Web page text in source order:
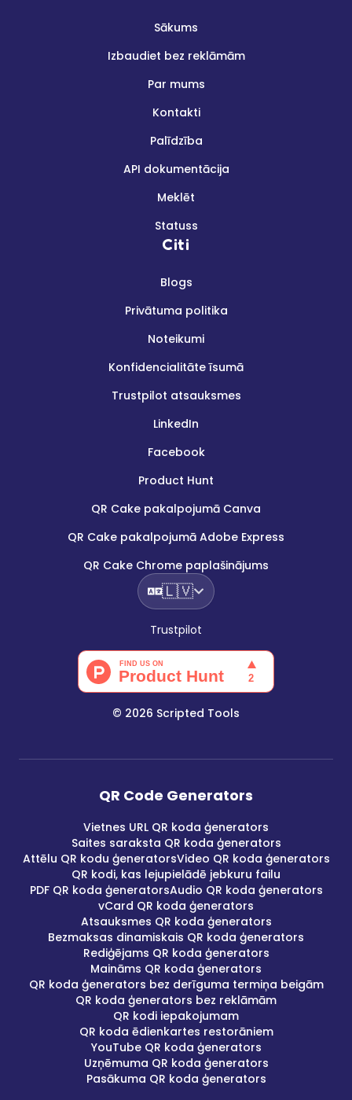
Sākums
Izbaudiet bez reklāmām
Par mums
Kontakti
Palīdzība
API dokumentācija
Meklēt
Statuss
Citi
Blogs
Privātuma politika
Noteikumi
Konfidencialitāte īsumā
Trustpilot atsauksmes
LinkedIn
Facebook
Product Hunt
QR Cake pakalpojumā Canva
QR Cake pakalpojumā Adobe Express
QR Cake Chrome paplašinājums
🇱🇻
Trustpilot
© 2026 Scripted Tools
QR Code Generators
Vietnes URL QR koda ģenerators
Saites saraksta QR koda ģenerators
Attēlu QR kodu ģeneratorsVideo QR koda ģenerators
QR kodi, kas lejupielādē jebkuru failu
PDF QR koda ģeneratorsAudio QR koda ģenerators
vCard QR koda ģenerators
Atsauksmes QR koda ģenerators
Bezmaksas dinamiskais QR koda ģenerators
Rediģējams QR koda ģenerators
Maināms QR koda ģenerators
QR koda ģenerators bez derīguma termiņa beigām
QR koda ģenerators bez reklāmām
QR kodi iepakojumam
QR koda ēdienkartes restorāniem
YouTube QR koda ģenerators
Uzņēmuma QR koda ģenerators
Pasākuma QR koda ģenerators